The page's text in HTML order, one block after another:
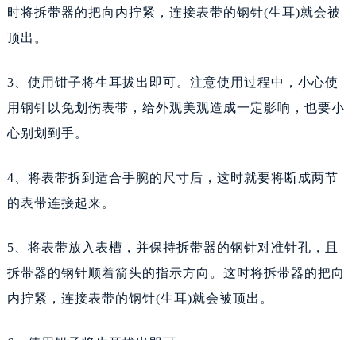
时将拆带器的把向内拧紧，连接表带的钢针(生耳)就会被
顶出。
3、使用钳子将生耳拔出即可。注意使用过程中，小心使
用钢针以免划伤表带，给外观美观造成一定影响，也要小
心别划到手。
4、将表带拆到适合手腕的尺寸后，这时就要将断成两节
的表带连接起来。
5、将表带放入表槽，并保持拆带器的钢针对准针孔，且
拆带器的钢针顺着箭头的指示方向。这时将拆带器的把向
内拧紧，连接表带的钢针(生耳)就会被顶出。